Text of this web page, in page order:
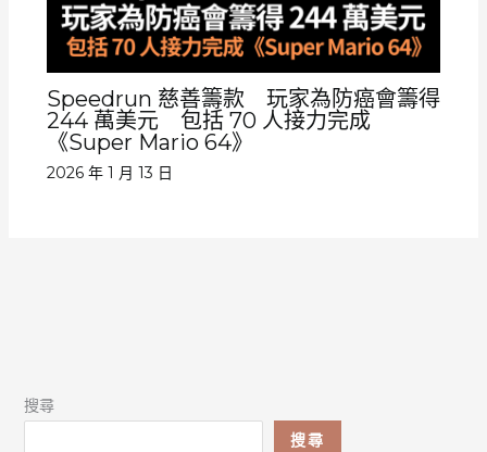
Speedrun 慈善籌款 玩家為防癌會籌得
244 萬美元 包括 70 人接力完成
《Super Mario 64》
2026 年 1 月 13 日
搜尋
搜尋